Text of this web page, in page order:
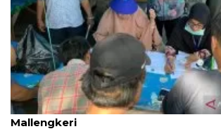
Tim terpadu periksa urine sopir
Mallengkeri